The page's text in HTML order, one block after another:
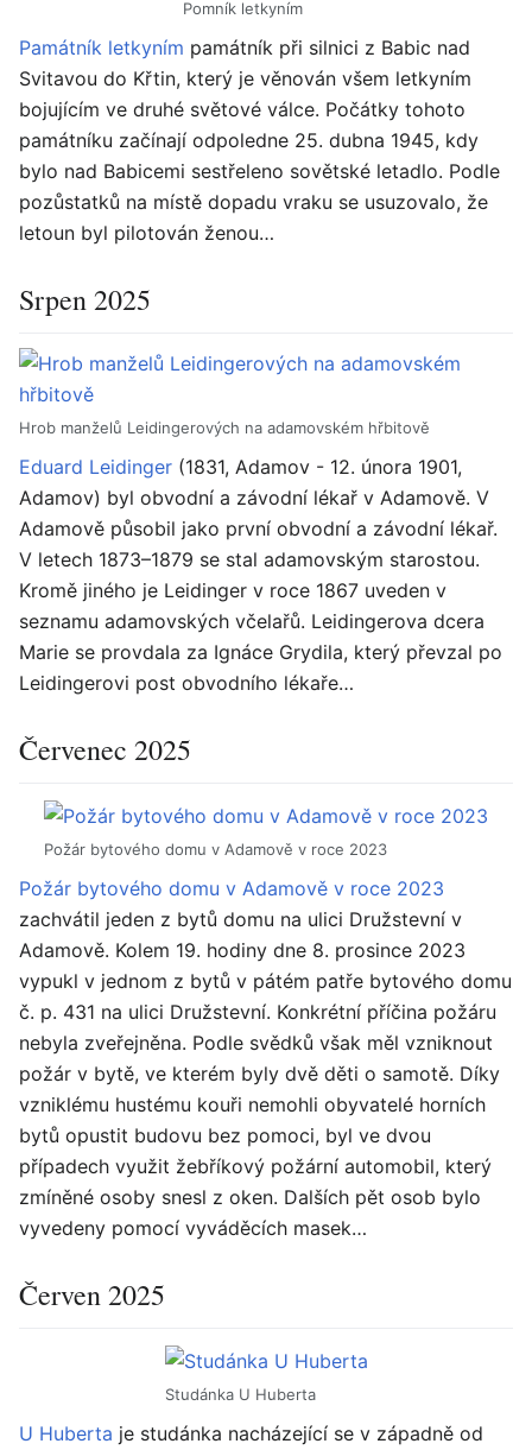
Pomník letkyním
Památník letkyním památník při silnici z Babic nad
Svitavou do Křtin, který je věnován všem letkyním
bojujícím ve druhé světové válce. Počátky tohoto
památníku začínají odpoledne 25. dubna 1945, kdy
bylo nad Babicemi sestřeleno sovětské letadlo. Podle
pozůstatků na místě dopadu vraku se usuzovalo, že
letoun byl pilotován ženou…
Srpen 2025
Hrob manželů Leidingerových na adamovském hřbitově
Eduard Leidinger (1831, Adamov - 12. února 1901,
Adamov) byl obvodní a závodní lékař v Adamově. V
Adamově působil jako první obvodní a závodní lékař.
V letech 1873–1879 se stal adamovským starostou.
Kromě jiného je Leidinger v roce 1867 uveden v
seznamu adamovských včelařů. Leidingerova dcera
Marie se provdala za Ignáce Grydila, který převzal po
Leidingerovi post obvodního lékaře…
Červenec 2025
Požár bytového domu v Adamově v roce 2023
Požár bytového domu v Adamově v roce 2023
zachvátil jeden z bytů domu na ulici Družstevní v
Adamově. Kolem 19. hodiny dne 8. prosince 2023
vypukl v jednom z bytů v pátém patře bytového domu
č. p. 431 na ulici Družstevní. Konkrétní příčina požáru
nebyla zveřejněna. Podle svědků však měl vzniknout
požár v bytě, ve kterém byly dvě děti o samotě. Díky
vzniklému hustému kouři nemohli obyvatelé horních
bytů opustit budovu bez pomoci, byl ve dvou
případech využit žebříkový požární automobil, který
zmíněné osoby snesl z oken. Dalších pět osob bylo
vyvedeny pomocí vyváděcích masek…
Červen 2025
Studánka U Huberta
U Huberta je studánka nacházející se v západně od